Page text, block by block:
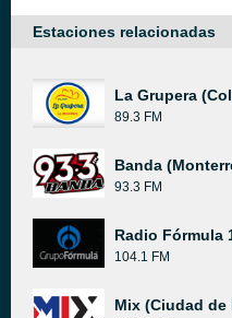
Estaciones relacionadas
La Grupera
89.3 FM
Banda
93.3 FM
Radio Fórmula
104.1 FM
Mix (Ciudad de